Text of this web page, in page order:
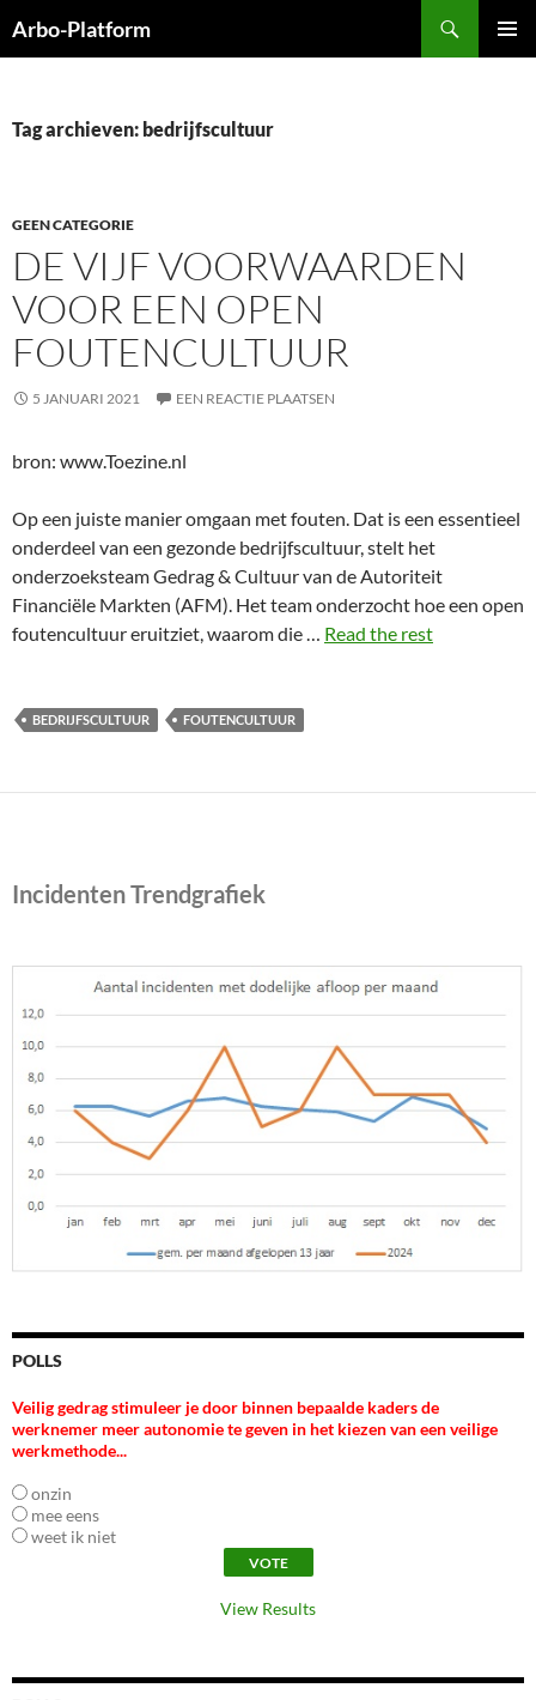
naar
Arbo-Platform
Tag archieven: bedrijfscultuur
GEEN CATEGORIE
DE VIJF VOORWAARDEN
VOOR EEN OPEN
FOUTENCULTUUR
5 JANUARI 2021 EEN REACTIE PLAATSEN
bron: www.Toezine.nl
Op een juiste manier omgaan met fouten. Dat is een essentieel
onderdeel van een gezonde bedrijfscultuur, stelt het
onderzoeksteam Gedrag & Cultuur van de Autoriteit
Financiële Markten (AFM). Het team onderzocht hoe een open
foutencultuur eruitziet, waarom die … Read the rest
BEDRIJFSCULTUUR FOUTENCULTUUR
Incidenten Trendgrafiek
POLLS
Veilig gedrag stimuleer je door binnen bepaalde kaders de
werknemer meer autonomie te geven in het kiezen van een veilige
werkmethode...
onzin
mee eens
weet ik niet
View Results